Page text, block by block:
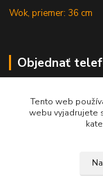
Wok, priemer: 36 cm
Objednať
+421
Tento web
webu vyjadrujete